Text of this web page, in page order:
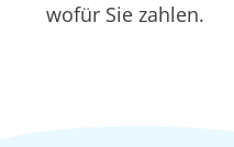
wofür Sie zahlen.